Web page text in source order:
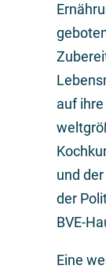
auf
und
der
BVE-
Eine